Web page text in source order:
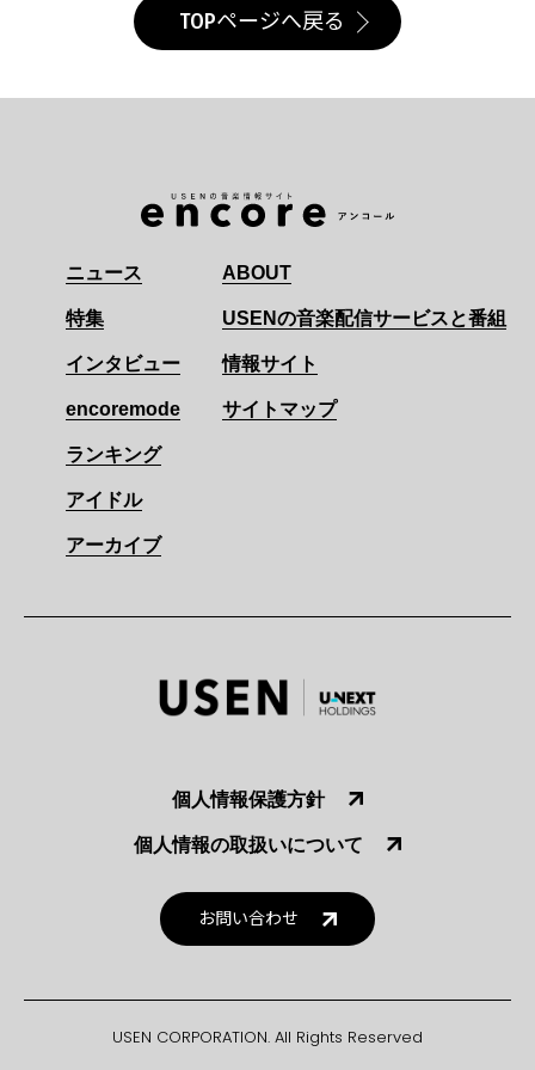
TOPページへ戻る
ニュース
特集
インタビュー
encoremode
ランキング
アイドル
アーカイブ
ABOUT
USENの音楽配信サービスと番組
情報サイト
サイトマップ
個人情報保護方針
個人情報の取扱いについて
お問い合わせ
USEN CORPORATION. All Rights Reserved